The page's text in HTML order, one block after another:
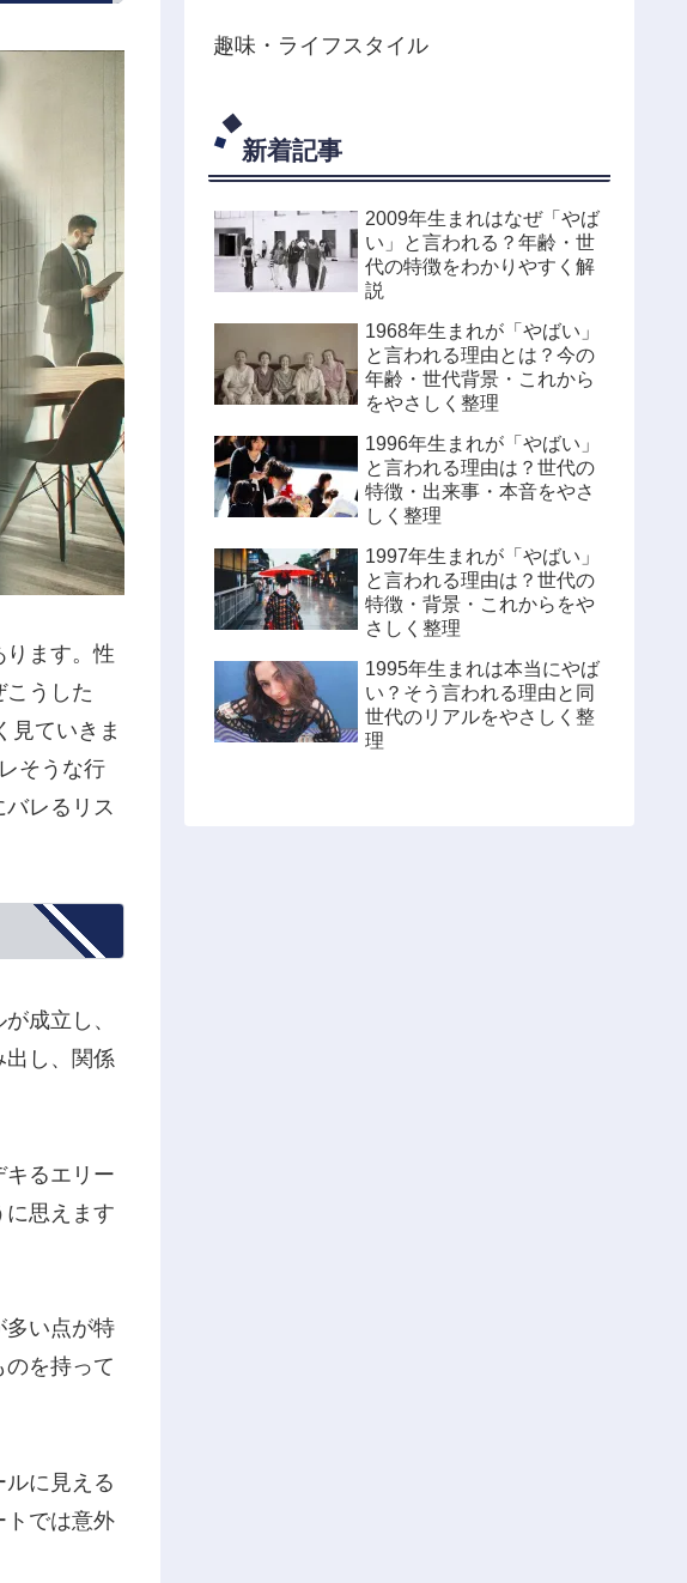
ます。性
うした
見ていきま
そうな行
レるリス
成立し、
し、関係
るエリー
に思えます
多い点が特
を持って
に見える
トでは意外
趣味・ライフスタイル
新着記事
2009年生まれはなぜ「やば
い」と言われる？年齢・世
代の特徴をわかりやすく解
説
1968年生まれが「やばい」
と言われる理由とは？今の
年齢・世代背景・これから
をやさしく整理
1996年生まれが「やばい」
と言われる理由は？世代の
特徴・出来事・本音をやさ
しく整理
1997年生まれが「やばい」
と言われる理由は？世代の
特徴・背景・これからをや
さしく整理
1995年生まれは本当にやば
い？そう言われる理由と同
世代のリアルをやさしく整
理